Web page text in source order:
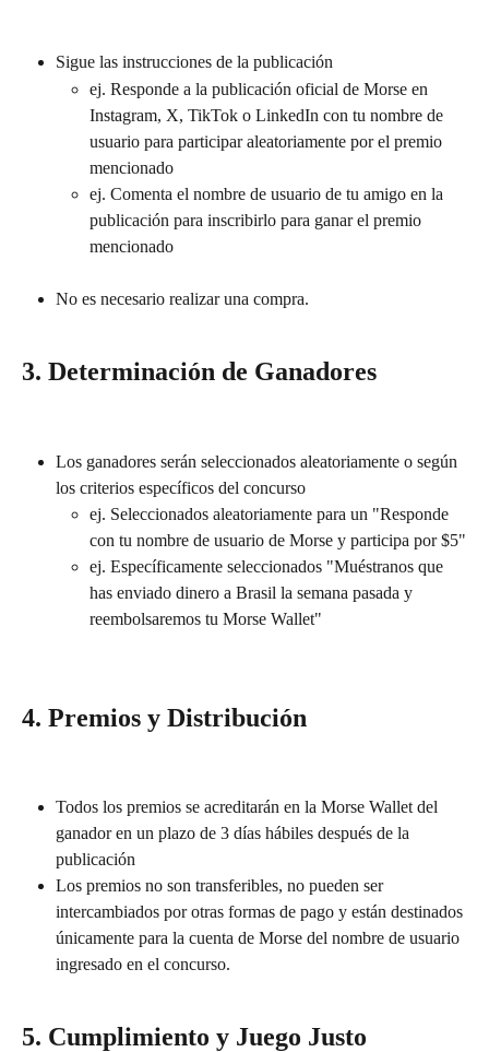
Sigue las instrucciones de la publicación
ej. Responde a la publicación oficial de Morse en
Instagram, X, TikTok o LinkedIn con tu nombre de
usuario para participar aleatoriamente por el premio
mencionado
ej. Comenta el nombre de usuario de tu amigo en la
publicación para inscribirlo para ganar el premio
mencionado
No es necesario realizar una compra.
3. Determinación de Ganadores
Los ganadores serán seleccionados aleatoriamente o según
los criterios específicos del concurso
ej. Seleccionados aleatoriamente para un "Responde
con tu nombre de usuario de Morse y participa por $5"
ej. Específicamente seleccionados "Muéstranos que
has enviado dinero a Brasil la semana pasada y
reembolsaremos tu Morse Wallet"
4. Premios y Distribución
Todos los premios se acreditarán en la Morse Wallet del
ganador en un plazo de 3 días hábiles después de la
publicación
Los premios no son transferibles, no pueden ser
intercambiados por otras formas de pago y están destinados
únicamente para la cuenta de Morse del nombre de usuario
ingresado en el concurso.
5. Cumplimiento y Juego Justo